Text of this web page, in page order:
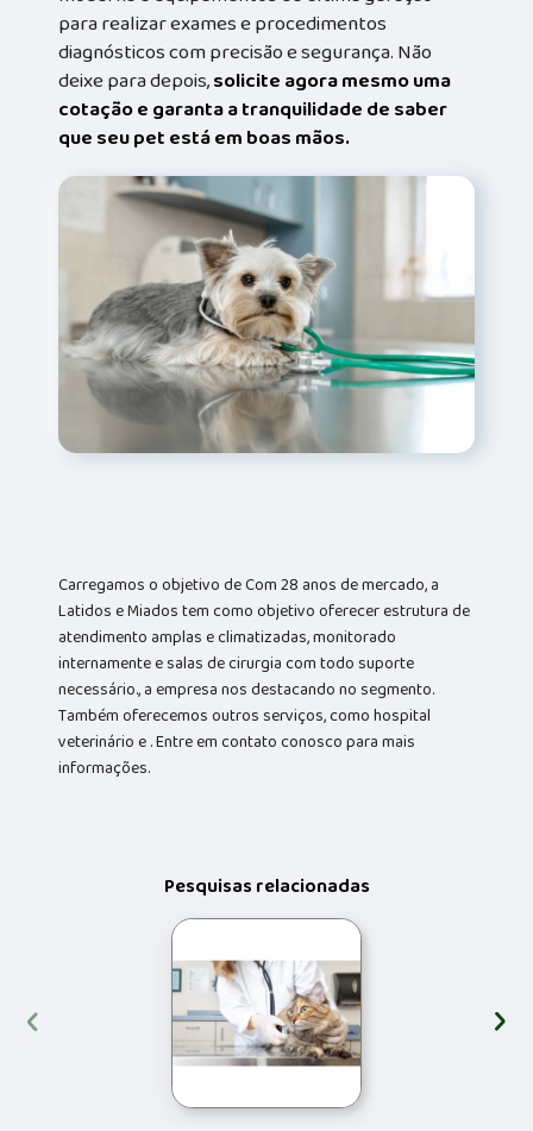
para realizar exames e procedimentos
diagnósticos com precisão e segurança. Não
deixe para depois,solicite agora mesmo uma
cotação e garanta a tranquilidade de saber
que seu pet está em boas mãos.
Carregamos o objetivo de Com 28 anos de mercado, a
Latidos e Miados tem como objetivo oferecer estrutura de
atendimento amplas e climatizadas, monitorado
internamente e salas de cirurgia com todo suporte
necessário., a empresa nos destacando no segmento.
Também oferecemos outros serviços, como hospital
veterinário e . Entre em contato conosco para mais
informações.
Pesquisas relacionadas
‹ ›